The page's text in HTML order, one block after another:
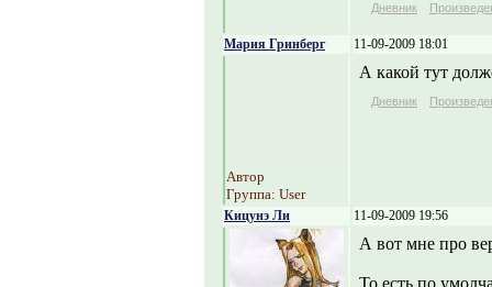
Дневник
Мария Гринберг 11-09-2009 18:01
Автор
Группа: User
А какой тут
Дневник
Кицунэ Ли 11-09-2009 19:56
А вот мне про
То есть по